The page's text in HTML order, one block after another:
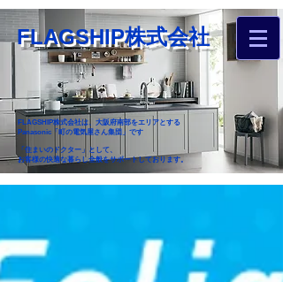
FLAGSHIP株式会社
FLAGSHIP株式会社は、大阪府南部をエリアとする
Panasonic「町の電気屋さん集団」です
「住まいのドクター」として、
お客様の快適な暮らし全般をサポートしております。